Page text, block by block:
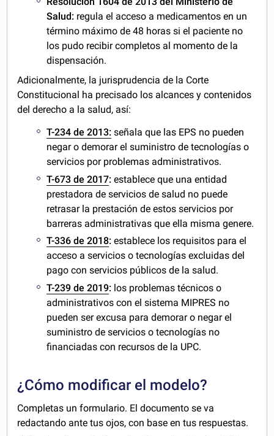
Salud: regula el acceso a medicamentos en un
término máximo de 48 horas si el paciente no
los pudo recibir completos al momento de la
dispensación.
Adicionalmente, la jurisprudencia de la Corte
Constitucional ha precisado los alcances y contenidos
del derecho a la salud, así:
T-234 de 2013: señala que las EPS no pueden
negar o demorar el suministro de tecnologías o
servicios por problemas administrativos.
T-673 de 2017:establece que una entidad
prestadora de servicios de salud no puede
retrasar la prestación de estos servicios por
barreras administrativas que ella misma genere.
T-336 de 2018:establece los requisitos para el
acceso a servicios o tecnologías excluidas del
pago con servicios públicos de la salud.
T-239 de 2019: los problemas técnicos o
administrativos con el sistema MIPRES no
pueden ser excusa para demorar o negar el
suministro de servicios o tecnologías no
financiadas con recursos de la UPC.
¿Cómo modificar el modelo?
Completas un formulario. El documento se va
redactando ante tus ojos, con base en tus respuestas.